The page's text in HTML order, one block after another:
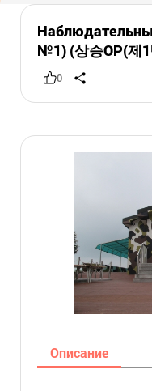
№1) (상승OP(제
0
Описание